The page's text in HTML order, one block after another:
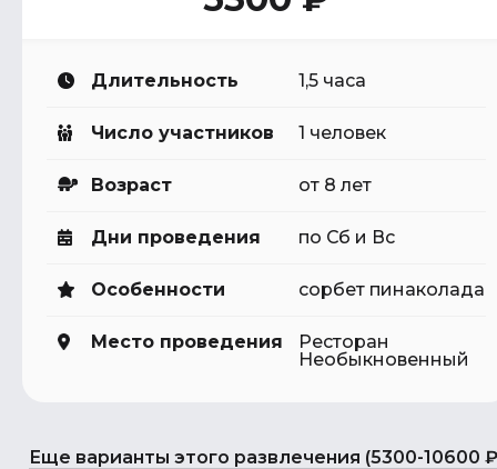
Длительность 1,5 часа
Число участников 1 человек
Возраст от 8 лет
Дни проведения по Сб и Вс
Особенности сорбет пинаколада
Место проведения
Ресторан
Необыкновенный
Еще варианты этого развлечения (5300-10600